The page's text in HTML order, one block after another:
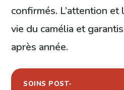
confirmés. L’attention
vie du camélia et
après année.
SOINS POST-